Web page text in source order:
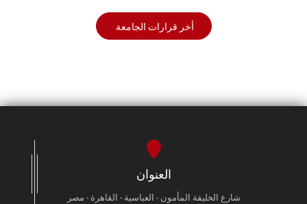
أخر قرارات الجامعة
العنوان
شارع الخليفة المأمون - العباسية - القاهرة - مصر